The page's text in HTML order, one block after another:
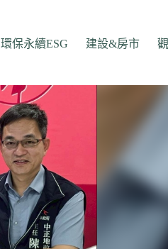
環保永續ESG 建設&房市